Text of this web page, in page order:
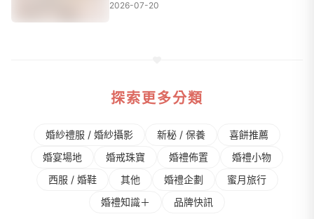
2026-07-20
探索更多分類
婚紗禮服 / 婚紗攝影 新秘 / 保養
喜餅推薦
婚宴場地
婚戒珠寶 婚禮佈置
婚禮⼩物
⻄服 / 婚鞋
其他 婚禮企劃
蜜⽉旅⾏
婚禮知識＋
品牌快訊